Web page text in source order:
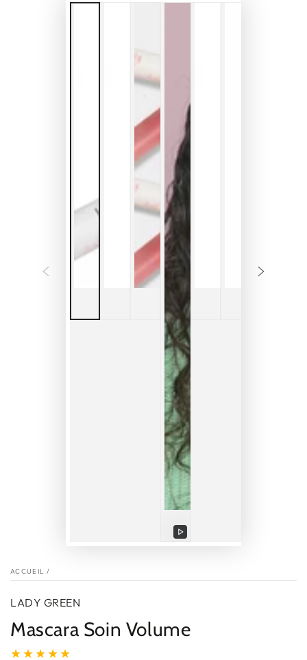
Lire
ACCUEIL /
LADY GREEN
Mascara Soin Volume